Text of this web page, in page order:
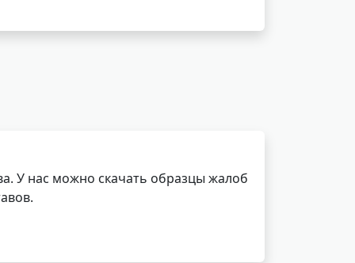
У нас можно скачать образцы жалоб